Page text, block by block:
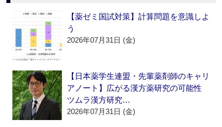
【薬ゼミ国試対策】計算問題を意識しよ
う
2026年07月31日 (金)
【日本薬学生連盟・先輩薬剤師のキャリ
アノート】広がる漢方薬研究の可能性
ツムラ漢方研究…
2026年07月31日 (金)